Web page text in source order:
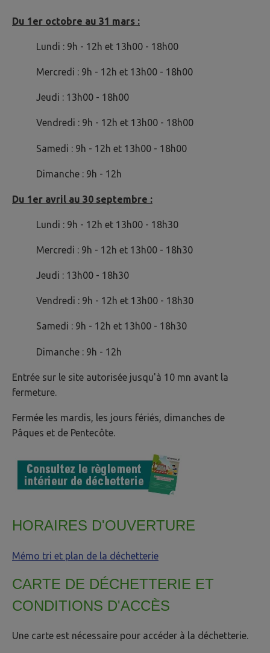
Du 1er octobre au 31 mars :
Lundi : 9h - 12h et 13h00 - 18h00
Mercredi : 9h - 12h et 13h00 - 18h00
Jeudi : 13h00 - 18h00
Vendredi : 9h - 12h et 13h00 - 18h00
Samedi : 9h - 12h et 13h00 - 18h00
Dimanche : 9h - 12h
Du 1er avril au 30 septembre :
Lundi : 9h - 12h et 13h00 - 18h30
Mercredi : 9h - 12h et 13h00 - 18h30
Jeudi : 13h00 - 18h30
Vendredi : 9h - 12h et 13h00 - 18h30
Samedi : 9h - 12h et 13h00 - 18h30
Dimanche : 9h - 12h
Entrée sur le site autorisée jusqu'à 10 mn avant la
fermeture.
Fermée les mardis, les jours fériés, dimanches de
Pâques et de Pentecôte.
HORAIRES D'OUVERTURE
Mémo tri et plan de la déchetterie
CARTE DE DÉCHETTERIE ET
CONDITIONS D'ACCÈS
Une carte est nécessaire pour accéder à la déchetterie.